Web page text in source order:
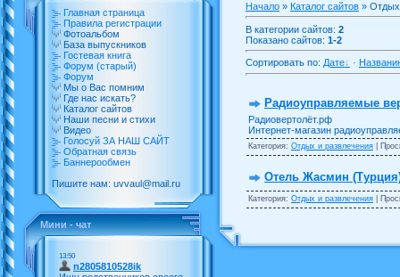
Главная страница
Правила регистрации
Фотоальбом
База выпускников
Гостевая книга
Форум (старый)
Форум
Мы о Вас помним
Где нас искать?
Каталог сайтов
Наши песни и стихи
Видео
Голосуй ЗА НАШ САЙТ
Обратная связь
Баннерообмен
Пишите нам: uvvaul@mail.ru
Мини - чат
Начало » Каталог сайтов » Отдых
В категории сайтов: 2
Показано сайтов: 1-2
Сортировать по: Дате ·
Радиоуправляемые
Радиовертолёт.рф
Интернет-магазин
Категория: Отдых и развлечения |
Отель Жасмин
Категория: Отдых и развлечения |